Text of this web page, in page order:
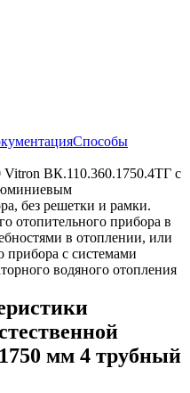
Способы
Vitron ВК.110.360.1750.4ТГ с
без решетки и рамки.
отопительного прибора в
в отоплении, или
прибора с системами
водяного отопления
мм 4 трубный